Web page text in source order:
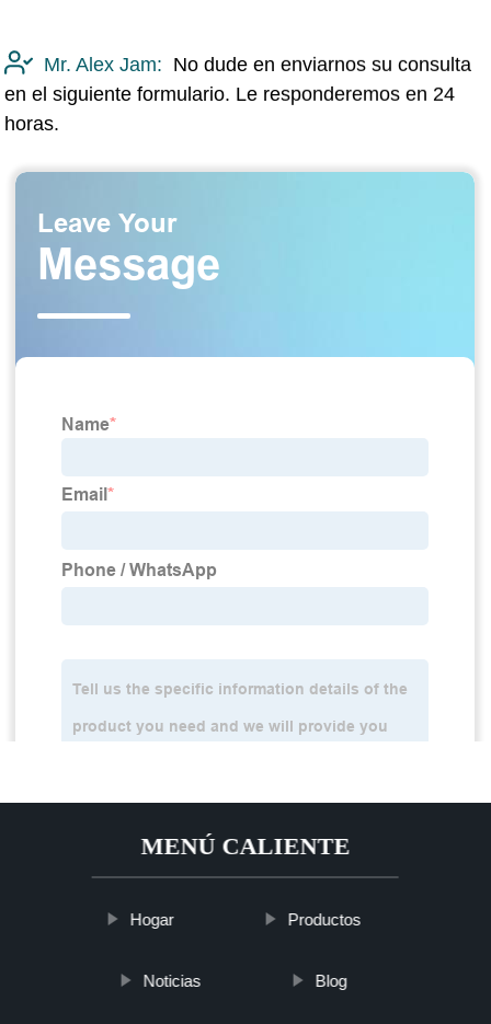
Mr. Alex Jam: No dude en enviarnos su consulta
en el siguiente formulario. Le responderemos en 24
horas.
MENÚ CALIENTE
Hogar Productos
Noticias Blog